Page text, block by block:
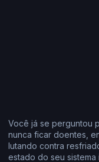
Você já se perguntou
nunca ficar doentes,
lutando contra
estado do seu sistema